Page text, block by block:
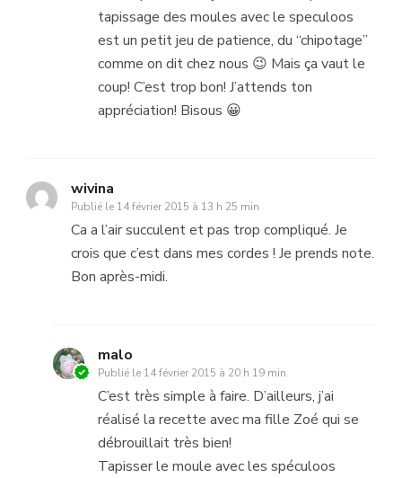
tapissage des moules avec le speculoos
est un petit jeu de patience, du “chipotage”
comme on dit chez nous 😉 Mais ça vaut le
coup! C’est trop bon! J’attends ton
appréciation! Bisous 😀
wivina
Publié le 14 février 2015 à 13 h 25 min
Ca a l’air succulent et pas trop compliqué. Je
crois que c’est dans mes cordes ! Je prends note.
Bon après-midi.
malo
Publié le 14 février 2015 à 20 h 19 min
C’est très simple à faire. D’ailleurs, j’ai
réalisé la recette avec ma fille Zoé qui se
débrouillait très bien!
Tapisser le moule avec les spéculoos